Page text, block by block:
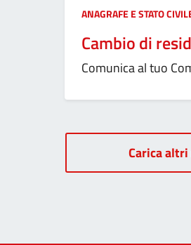
Categoria:
ANAGRAFE E STATO
Cambio di
Comunica al tuo
Carica